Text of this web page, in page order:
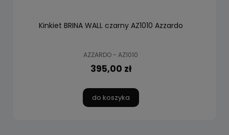
Kinkiet BRINA WALL czarny AZ1010 Azzardo
AZZARDO - AZ1010
395,00 zł
do koszyka